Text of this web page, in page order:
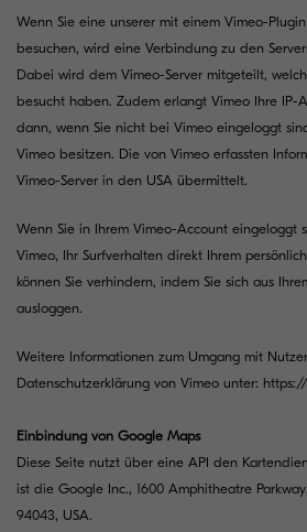
Wenn Sie eine unserer mit einem Vimeo-
besuchen, wird eine Verbindung zu den
Dabei wird dem Vimeo-Server mitgeteilt,
besucht haben. Zudem erlangt Vimeo Ihre IP-
dann, wenn Sie nicht bei Vimeo eingeloggt
Vimeo besitzen. Die von Vimeo erfassten
Vimeo-Server in den USA übermittelt.
Wenn Sie in Ihrem Vimeo-Account eingeloggt
Vimeo, Ihr Surfverhalten direkt Ihrem
können Sie verhindern, indem Sie sich aus
ausloggen.
Weitere Informationen zum Umgang mit
Datenschutzerklärung von Vimeo unter:
Einbindung von Google Maps
Diese Seite nutzt über eine API den
ist die Google Inc., 1600 Amphitheatre
94043, USA.